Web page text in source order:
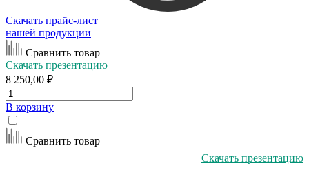
Скачать прайс-лист
нашей продукции
Сравнить товар
Скачать презентацию
8 250,00 ₽
В корзину
Сравнить товар
Скачать презентацию